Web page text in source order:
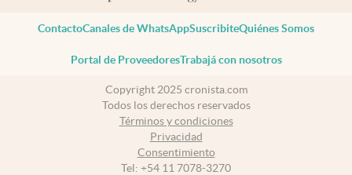
ContactoCanales de WhatsAppSuscribiteQuiénes Somos
Portal de ProveedoresTrabajá con nosotros
Copyright 2025 cronista.com
Todos los derechos reservados
Términos y condiciones
Privacidad
Consentimiento
Tel: +54 11 7078-3270